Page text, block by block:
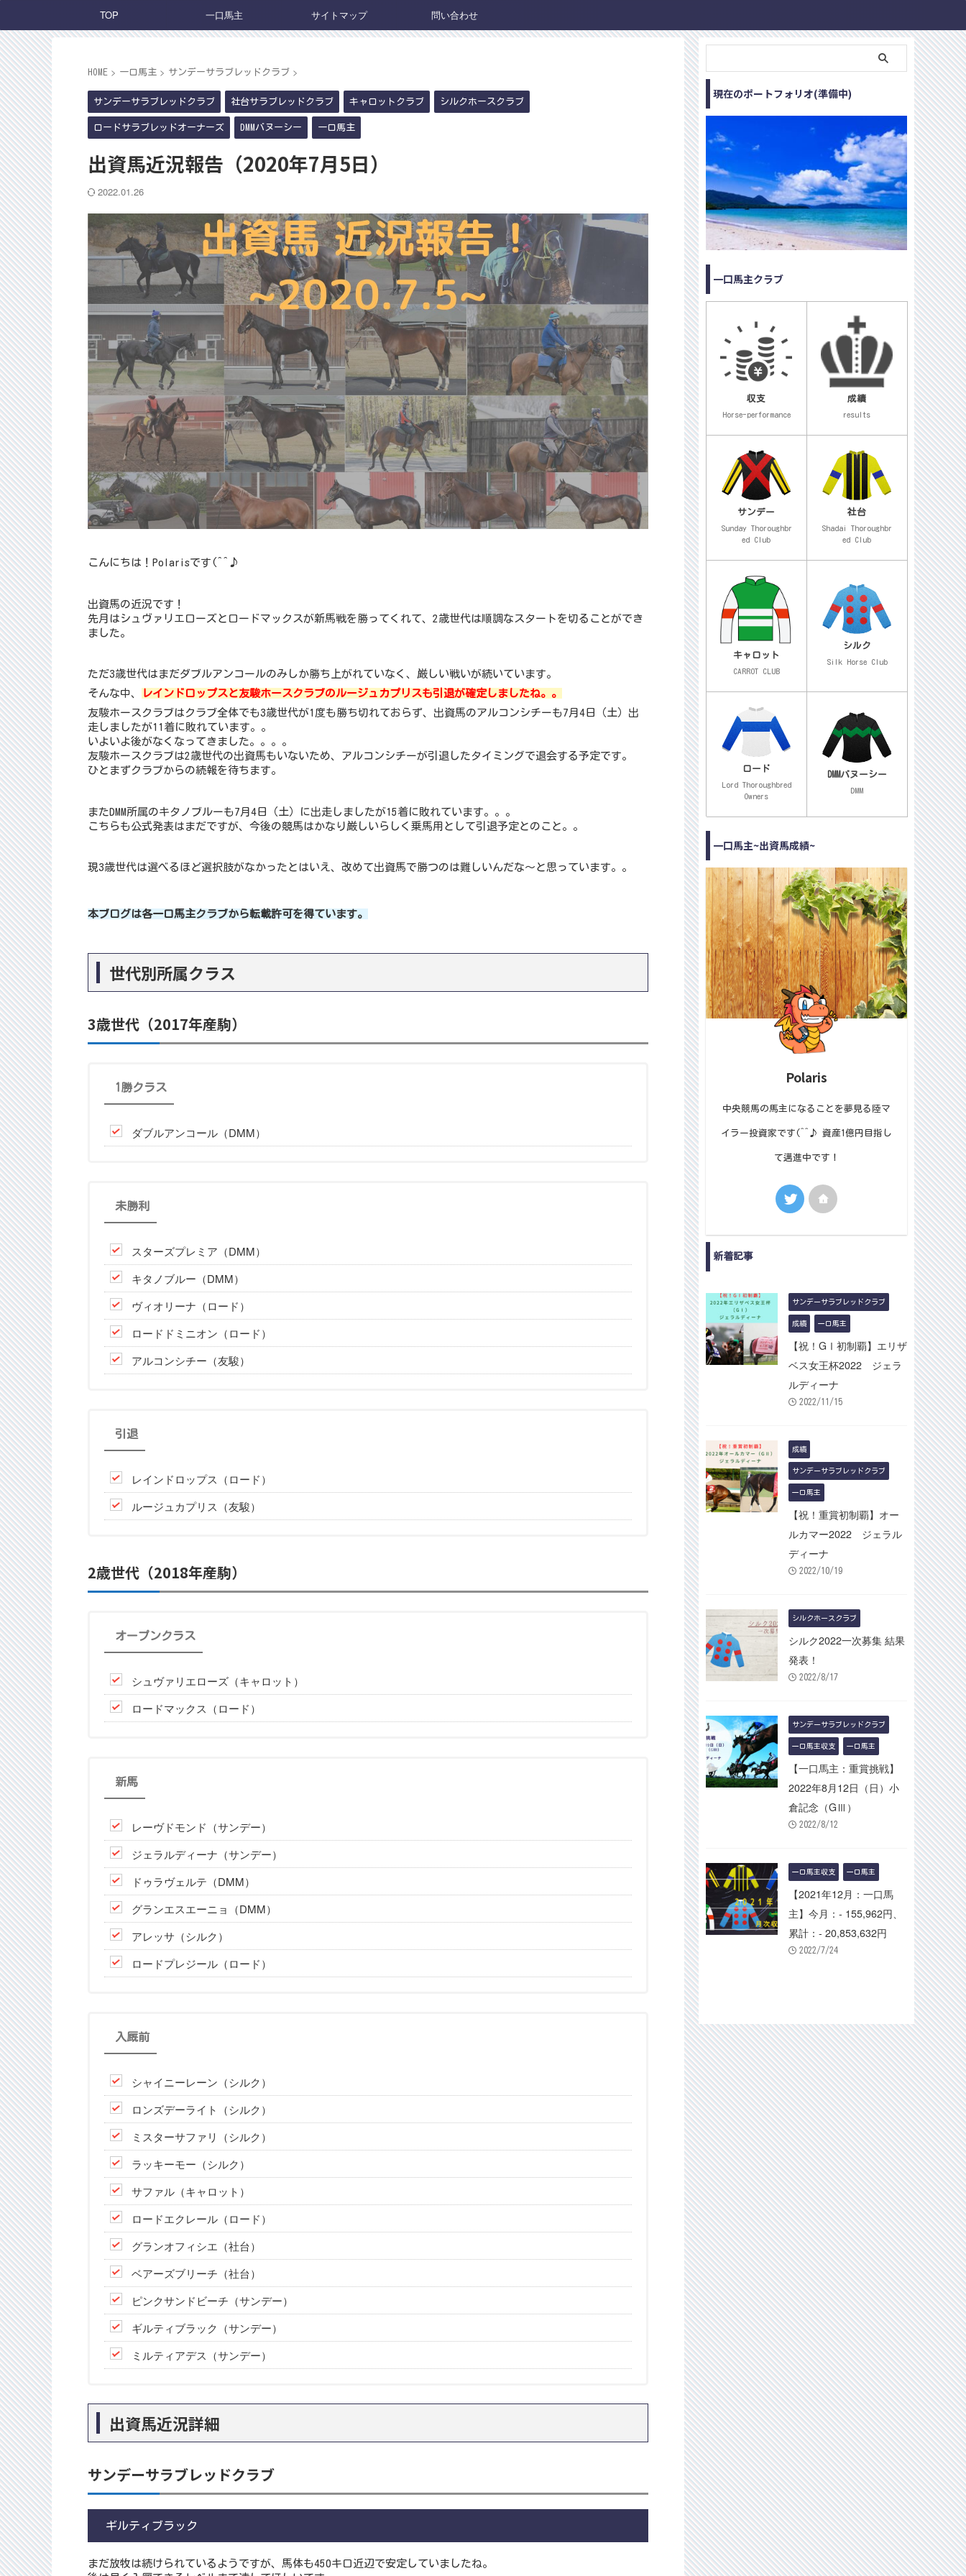
TOP 一口馬主 サイトマップ 問い合わせ
HOME > 一口馬主 > サンデーサラブレッドクラブ >
サンデーサラブレッドクラブ 社台サラブレッドクラブ キャロットクラブ シルクホースクラブ
ロードサラブレッドオーナーズ DMMバヌーシー 一口馬主
出資馬近況報告（2020年7月5日）
2022.01.26
こんにちは！Polarisです(^^♪
出資馬の近況です！
先月はシュヴァリエローズとロードマックスが新馬戦を勝ってくれて、2歳世代は順調なスタートを切ることができ
ました。
ただ3歳世代はまだダブルアンコールのみしか勝ち上がれていなく、厳しい戦いが続いています。
そんな中、
レインドロップスと友駿ホースクラブのルージュカプリスも引退が確定しましたね。。
友駿ホースクラブはクラブ全体でも3歳世代が1度も勝ち切れておらず、出資馬のアルコンシチーも7月4日（土）出
走しましたが11着に敗れています。。
いよいよ後がなくなってきました。。。。
友駿ホースクラブは2歳世代の出資馬もいないため、アルコンシチーが引退したタイミングで退会する予定です。
ひとまずクラブからの続報を待ちます。
またDMM所属のキタノブルーも7月4日（土）に出走しましたが15着に敗れています。。。
こちらも公式発表はまだですが、今後の競馬はかなり厳しいらしく乗馬用として引退予定とのこと。。
現3歳世代は選べるほど選択肢がなかったとはいえ、改めて出資馬で勝つのは難しいんだな～と思っています。。
本ブログは各一口馬主クラブから転載許可を得ています。
世代別所属クラス
3歳世代（2017年産駒）
1勝クラス
ダブルアンコール（DMM）
未勝利
スターズプレミア（DMM）
キタノブルー（DMM）
ヴィオリーナ（ロード）
ロードドミニオン（ロード）
アルコンシチー（友駿）
引退
レインドロップス（ロード）
ルージュカプリス（友駿）
2歳世代（2018年産駒）
オープンクラス
シュヴァリエローズ（キャロット）
ロードマックス（ロード）
新馬
レーヴドモンド（サンデー）
ジェラルディーナ（サンデー）
ドゥラヴェルテ（DMM）
グランエスエーニョ（DMM）
アレッサ（シルク）
ロードプレジール（ロード）
入厩前
シャイニーレーン（シルク）
ロンズデーライト（シルク）
ミスターサファリ（シルク）
ラッキーモー（シルク）
サファル（キャロット）
ロードエクレール（ロード）
グランオフィシエ（社台）
ベアーズブリーチ（社台）
ピンクサンドビーチ（サンデー）
ギルティブラック（サンデー）
ミルティアデス（サンデー）
出資馬近況詳細
サンデーサラブレッドクラブ
ギルティブラック
まだ放牧は続けられているようですが、馬体も450キロ近辺で安定していましたね。
現在のポートフォリオ(準備中)
一口馬主クラブ
収支
Horse-performance
成績
results
サンデー
Sunday Thoroughbr
ed Club
社台
Shadai Thoroughbr
ed Club
キャロット
CARROT CLUB
シルク
Silk Horse Club
ロード
Lord Thoroughbred
Owners
DMMバヌーシー
DMM
一口馬主~出資馬成績~
Polaris
中央競馬の馬主になることを夢見る陸マ
イラー投資家です(^^♪ 資産1億円目指し
て邁進中です！
新着記事
サンデーサラブレッドクラブ
成績 一口馬主
【祝！GⅠ初制覇】エリザ
ベス女王杯2022 ジェラ
ルディーナ
2022/11/15
成績
サンデーサラブレッドクラブ
一口馬主
【祝！重賞初制覇】オー
ルカマー2022 ジェラル
ディーナ
2022/10/19
シルクホースクラブ
シルク2022一次募集 結果
発表！
2022/8/17
サンデーサラブレッドクラブ
一口馬主収支 一口馬主
【一口馬主：重賞挑戦】
2022年8月12日（日）小
倉記念（GⅢ）
2022/8/12
一口馬主収支 一口馬主
【2021年12月：一口馬
主】今月：- 155,962円、
累計：- 20,853,632円
2022/7/24